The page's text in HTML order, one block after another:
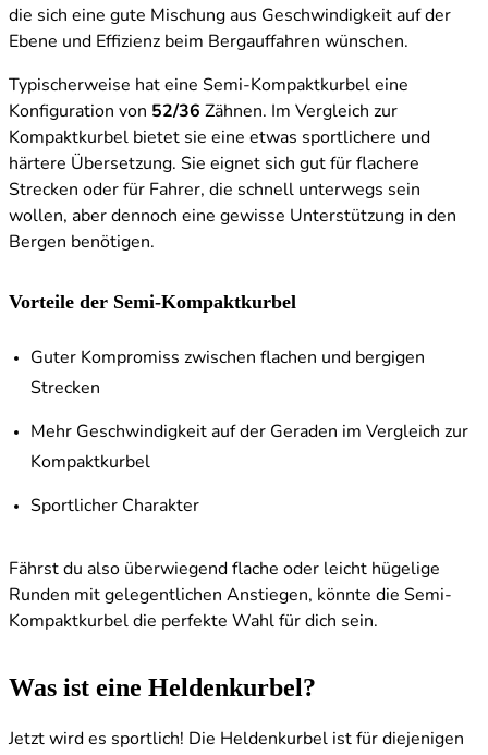
die sich eine gute Mischung aus Geschwindigkeit auf der
Ebene und Effizienz beim Bergauffahren wünschen.
Typischerweise hat eine Semi-Kompaktkurbel eine
Konfiguration von 52/36 Zähnen. Im Vergleich zur
Kompaktkurbel bietet sie eine etwas sportlichere und
härtere Übersetzung. Sie eignet sich gut für flachere
Strecken oder für Fahrer, die schnell unterwegs sein
wollen, aber dennoch eine gewisse Unterstützung in den
Bergen benötigen.
Vorteile der Semi-Kompaktkurbel
Guter Kompromiss zwischen flachen und bergigen
Strecken
Mehr Geschwindigkeit auf der Geraden im Vergleich zur
Kompaktkurbel
Sportlicher Charakter
Fährst du also überwiegend flache oder leicht hügelige
Runden mit gelegentlichen Anstiegen, könnte die Semi-
Kompaktkurbel die perfekte Wahl für dich sein.
Was ist eine Heldenkurbel?
Jetzt wird es sportlich! Die Heldenkurbel ist für diejenigen